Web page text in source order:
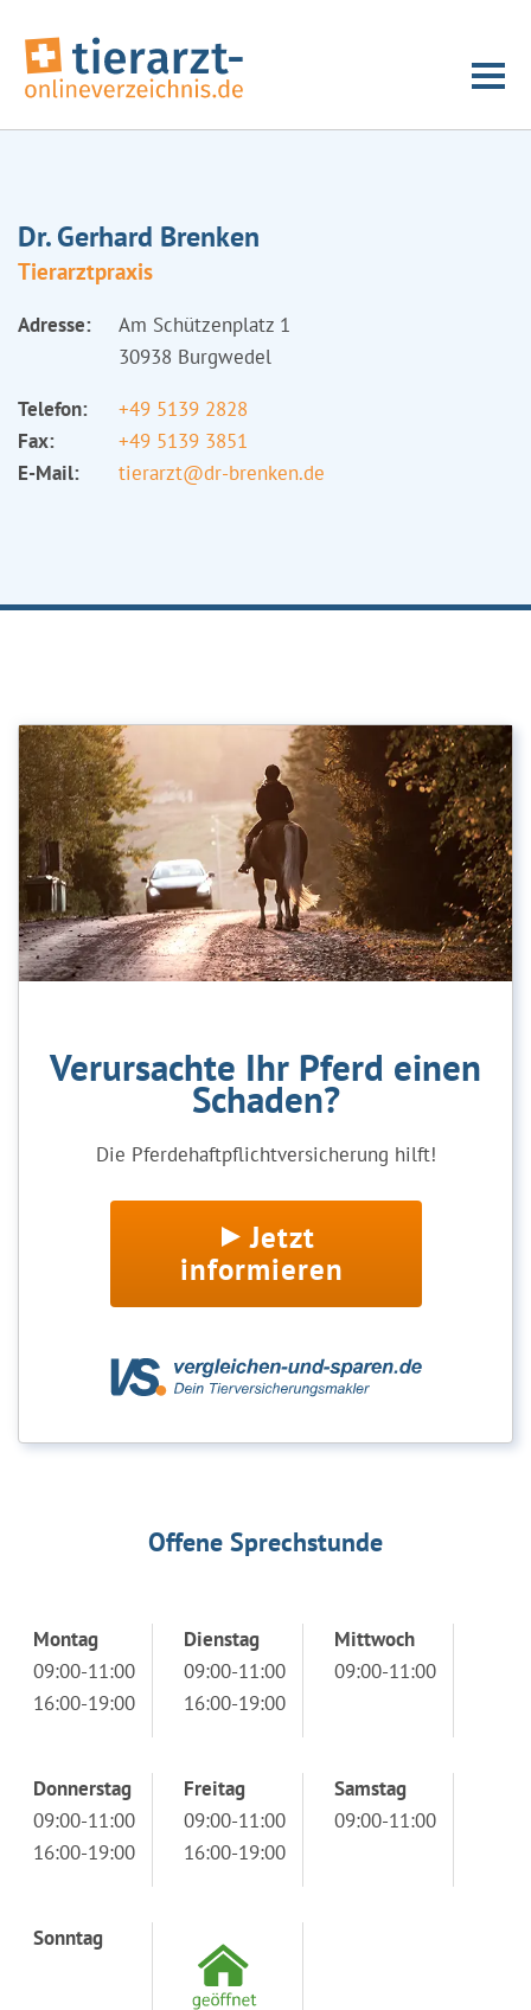
Dr. Gerhard Brenken
Tierarztpraxis
Adresse:
Am Schützenplatz 1
30938 Burgwedel
Telefon:
+49 5139 2828
Fax:
+49 5139 3851
E-Mail:
tierarzt@dr-brenken.de
Verursachte Ihr Pferd einen
Schaden?
Die Pferdehaftpflichtversicherung hilft!
Jetzt
informieren
Offene Sprechstunde
Montag
09:00-11:00
16:00-19:00
Dienstag
09:00-11:00
16:00-19:00
Mittwoch
09:00-11:00
Donnerstag
09:00-11:00
16:00-19:00
Freitag
09:00-11:00
16:00-19:00
Samstag
09:00-11:00
Sonntag